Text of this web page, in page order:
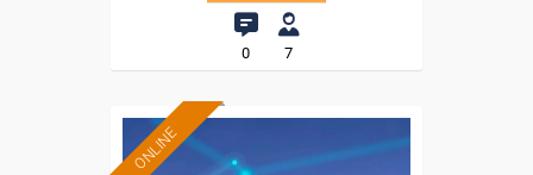
0 7
ONLINE